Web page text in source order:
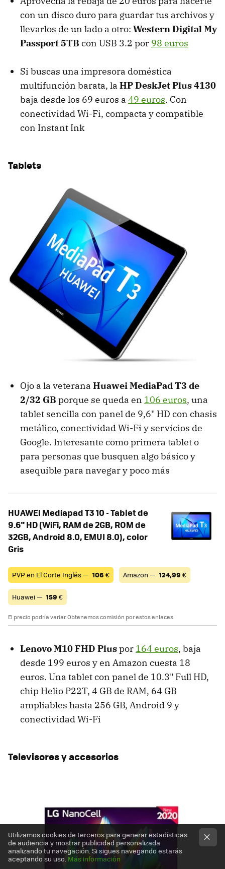
con un disco duro para guardar tus archivos y
llevarlos de un lado a otro: Western Digital My
Passport 5TB con USB 3.2 por 98 euros
Si buscas una impresora doméstica
multifunción barata, la HP DeskJet Plus 4130
baja desde los 69 euros a 49 euros. Con
conectividad Wi-Fi, compacta y compatible
con Instant Ink
Tablets
Ojo a la veterana Huawei MediaPad T3 de
2/32 GB porque se queda en 106 euros, una
tablet sencilla con panel de 9,6" HD con chasis
metálico, conectividad Wi-Fi y servicios de
Google. Interesante como primera tablet o
para personas que busquen algo básico y
asequible para navegar y poco más
HUAWEI Mediapad T3 10 - Tablet de
9.6" HD (WiFi, RAM de 2GB, ROM de
32GB, Android 8.0, EMUI 8.0), color
Gris
PVP en El Corte Inglés — 106 € Amazon — 124,99 €
Huawei — 159 €
El precio podría variar. Obtenemos comisión por estos enlaces
Lenovo M10 FHD Pluspor 164 euros, baja
desde 199 euros y en Amazon cuesta 18
euros. Una tablet con panel de 10.3" Full HD,
chip Helio P22T, 4 GB de RAM, 64 GB
ampliables hasta 256 GB, Android 9 y
conectividad Wi-Fi
Televisores y accesorios
Utilizamos cookies de terceros para generar estadísticas
de audiencia y mostrar publicidad personalizada
analizando tu navegación. Si sigues navegando estarás
aceptando su uso. Más información